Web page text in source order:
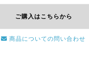
ご購入はこちらから
商品についての問い合わせ